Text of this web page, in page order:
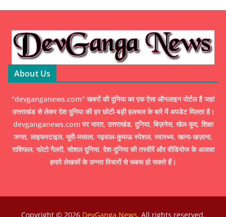
About Us
"devganganews.com" खबरों की दुनिया का एक ऐसा ऑनलाइन पोर्टल है जहां
उत्तराखंड से लेकर देश दुनिया की हर छोटी-बड़ी हलचल के बारे में अपडेट मिलता है।
devganganews.com पर भारत, उत्तराखंड, दुनिया, बिज़नेस, खेल-कूद, शिक्षा
जगत, लाइफस्टाइल, मूवी-मसाला, गढ़वाल-कुमाऊ स्पेशल, स्वास्थ्य, खाना-खज़ाना,
राशिफल, फोटो गैलरी, सोशल दुनिया, देश-दुनिया की तस्वीरें और वीडियोज के अलावा
हमारे लेखकों के उन्नत विचारों से रूबरू हो सकते हैं।
Copyright © 2026 DevGanga News. All rights reserved.